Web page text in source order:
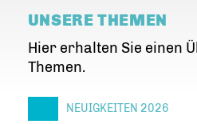
UNSERE THEMEN
Hier erhalten Sie einen
Themen.
NEUIGKEITEN 2026